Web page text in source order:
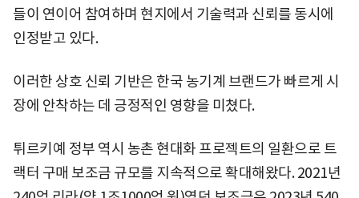
들이 연이어 참여하며 현지에서 기술력과 신뢰를 동시에
인정받고 있다.
이러한 상호 신뢰 기반은 한국 농기계 브랜드가 빠르게 시
장에 안착하는 데 긍정적인 영향을 미쳤다.
튀르키예 정부 역시 농촌 현대화 프로젝트의 일환으로 트
랙터 구매 보조금 규모를 지속적으로 확대해왔다. 2021년